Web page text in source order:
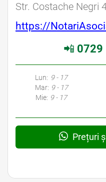
Str. Costache Negri
https://
📲 0729
Avocati Bucuresti • Cabinete Avocatura Bucuresti • Avocati Specializati
Lun: 9 - 17
Mar: 9 - 17
Mie: 9 - 17
Prețuri